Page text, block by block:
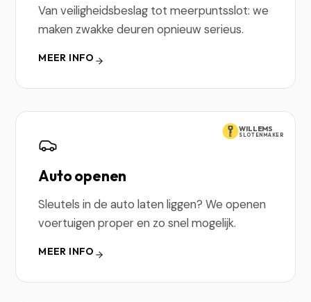
Van veiligheidsbeslag tot meerpuntsslot: we
maken zwakke deuren opnieuw serieus.
MEER INFO
WILLEMS
SLOTENMAKER
Auto openen
Sleutels in de auto laten liggen? We openen
voertuigen proper en zo snel mogelijk.
MEER INFO